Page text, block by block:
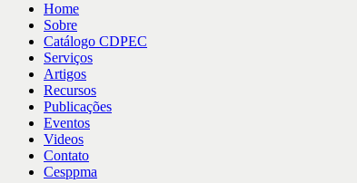
Home
Sobre
Catálogo CDPEC
Serviços
Artigos
Recursos
Publicações
Eventos
Videos
Contato
Cesppma